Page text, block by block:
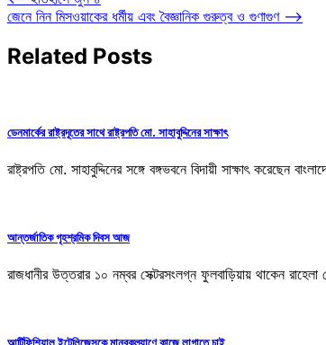
navigation
জেনে নিন মিসওয়াকের ধর্মীয় এবং বৈজ্ঞানিক গুরুত্ব ও গুণাগুণ ⟶
Related Posts
ডেনমার্কের রাষ্ট্রদূতের সাথে রাষ্ট্রপতি মো. সাহাবুদ্দিনের সাক্ষাৎ
রাষ্ট্রপতি মো. সাহাবুদ্দিনের সঙ্গে বঙ্গভবনে বিদায়ী সাক্ষাৎ করেছেন
আন্তর্জাতিক গৃহশ্রমিক দিবস আজ
রাজধানীর উত্তরার ১০ নম্বর সেক্টরসংলগ্ন ফুলবাড়িয়ায় থাকেন